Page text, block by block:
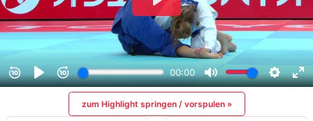
zum Highlight springen / vorspulen »